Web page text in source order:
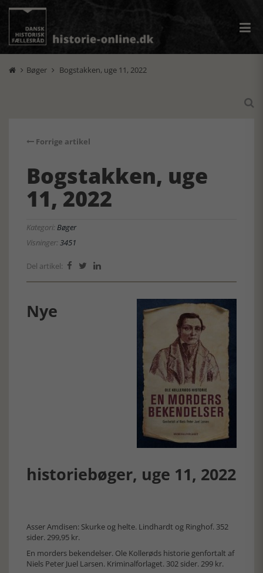
 Bøger  Bogstakken, uge 11, 2022

Forrige artikel
Bogstakken, uge
11, 2022
Kategori:Bøger
Visninger:3451
Del artikel:   
Nye
historiebøger, uge 11, 2022
Asser Amdisen: Skurke og helte. Lindhardt og Ringhof. 352
sider. 299,95 kr.
En morders bekendelser. Ole Kollerøds historie genfortalt af
Niels Peter Juel Larsen. Kriminalforlaget. 302 sider. 299 kr.